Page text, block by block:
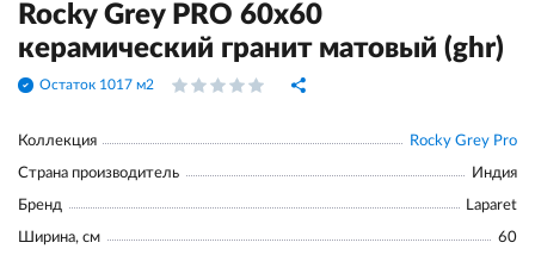
Rocky Grey PRO 60x60
керамический гранит матовый (ghr)
Остаток 1017 м2
Коллекция Rocky Grey Pro
Страна производитель Индия
Бренд Laparet
Ширина, см 60